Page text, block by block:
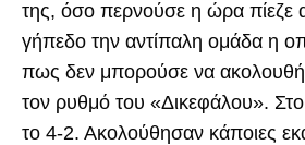
της, όσο περνούσε η ώρα πίεζε
γήπεδο την αντίπαλη ομάδα η
πως δεν μπορούσε να
τον ρυθμό του «Δικεφάλου». Στο
το 4-2. Ακολούθησαν κάποιες